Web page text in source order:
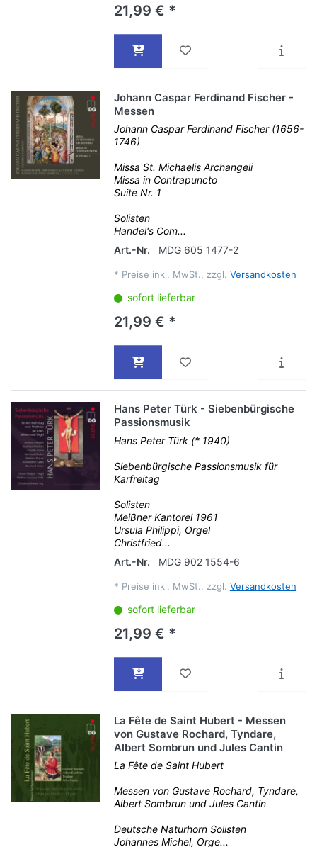
21,99 € *
Johann Caspar Ferdinand Fischer -
Messen
Johann Caspar Ferdinand Fischer (1656-
1746)
Missa St. Michaelis Archangeli
Missa in Contrapuncto
Suite Nr. 1
Solisten
Handel's Com...
Art.-Nr.
MDG 605 1477-2
* Preise inkl. MwSt., zzgl. Versandkosten
sofort lieferbar
21,99 € *
Hans Peter Türk - Siebenbürgische
Passionsmusik
Hans Peter Türk (* 1940)
Siebenbürgische Passionsmusik für
Karfreitag
Solisten
Meißner Kantorei 1961
Ursula Philippi, Orgel
Christfried...
Art.-Nr.
MDG 902 1554-6
* Preise inkl. MwSt., zzgl. Versandkosten
sofort lieferbar
21,99 € *
La Fête de Saint Hubert - Messen
von Gustave Rochard, Tyndare,
Albert Sombrun und Jules Cantin
La Fête de Saint Hubert
Messen von Gustave Rochard, Tyndare,
Albert Sombrun und Jules Cantin
Deutsche Naturhorn Solisten
Johannes Michel, Orge...